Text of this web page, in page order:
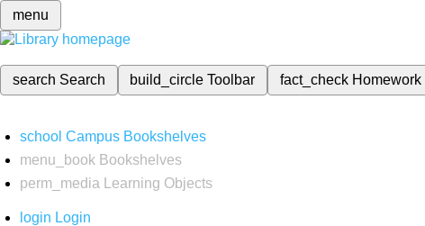
menu
search Search build_circleToolbar fact_check Homework
school Campus Bookshelves
menu_book Bookshelves
perm_media
Learning Objects
login Login